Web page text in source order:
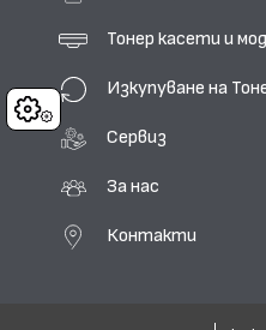
Cookies
Тонер касети и
Изкупуване на
Сервиз
За нас
Контакти